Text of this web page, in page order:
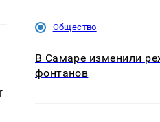
Общество
В Самаре изменили
фонтанов